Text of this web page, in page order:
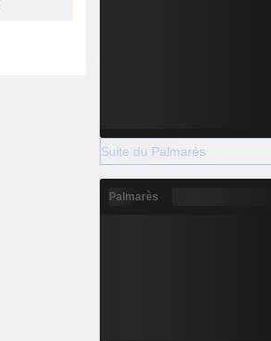
Suite du Palmarès
Palmarès